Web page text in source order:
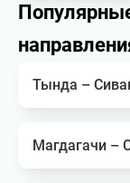
Тында –
Магдагачи –